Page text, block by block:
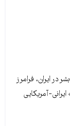
در ایران، فرامرز
ایرانی-آمریکایی